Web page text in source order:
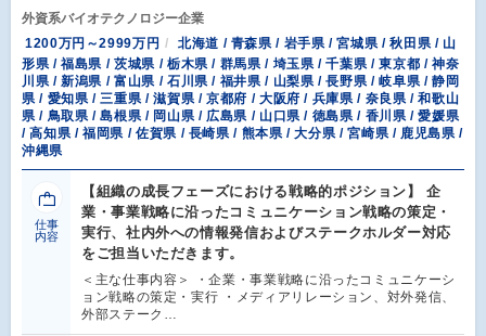
外資系バイオテクノロジー企業
1200万円～2999万円
北海道 / 青森県 / 岩手県 / 宮城県 / 秋田県 / 山
形県 / 福島県 / 茨城県 / 栃木県 / 群馬県 / 埼玉県 / 千葉県 / 東京都 / 神奈
川県 / 新潟県 / 富山県 / 石川県 / 福井県 / 山梨県 / 長野県 / 岐阜県 / 静岡
県 / 愛知県 / 三重県 / 滋賀県 / 京都府 / 大阪府 / 兵庫県 / 奈良県 / 和歌山
県 / 鳥取県 / 島根県 / 岡山県 / 広島県 / 山口県 / 徳島県 / 香川県 / 愛媛県
/ 高知県 / 福岡県 / 佐賀県 / 長崎県 / 熊本県 / 大分県 / 宮崎県 / 鹿児島県 /
沖縄県
仕事
内容
【組織の成長フェーズにおける戦略的ポジション】 企
業・事業戦略に沿ったコミュニケーション戦略の策定・
実行、社内外への情報発信およびステークホルダー対応
をご担当いただきます。
＜主な仕事内容＞ ・企業・事業戦略に沿ったコミュニケーシ
ョン戦略の策定・実行 ・メディアリレーション、対外発信、
外部ステーク…